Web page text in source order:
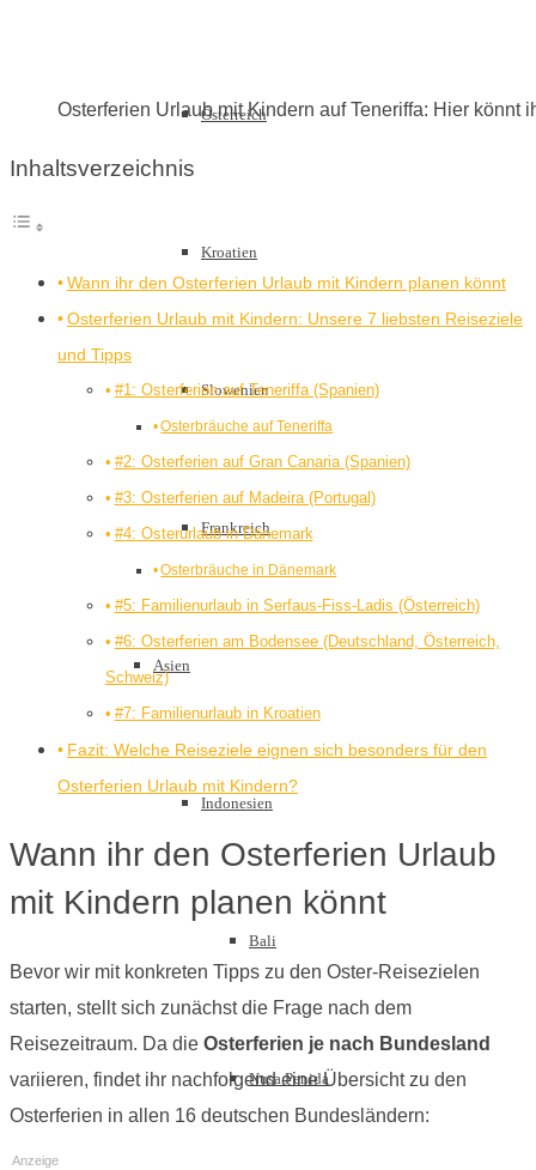
Österreich
Kroatien
Slowenien
Frankreich
Asien
Indonesien
Bali
Nusa Penida
Osterferien Urlaub mit Kindern auf Teneriffa: Hier könnt
Inhaltsverzeichnis
Wann ihr den Osterferien Urlaub mit Kindern planen könnt
Osterferien Urlaub mit Kindern: Unsere 7 liebsten Reiseziele
und Tipps
#1: Osterferien auf Teneriffa (Spanien)
Osterbräuche auf Teneriffa
#2: Osterferien auf Gran Canaria (Spanien)
#3: Osterferien auf Madeira (Portugal)
#4: Osterurlaub in Dänemark
Osterbräuche in Dänemark
#5: Familienurlaub in Serfaus-Fiss-Ladis (Österreich)
#6: Osterferien am Bodensee (Deutschland, Österreich,
Schweiz)
#7: Familienurlaub in Kroatien
Fazit: Welche Reiseziele eignen sich besonders für den
Osterferien Urlaub mit Kindern?
Wann ihr den Osterferien Urlaub
mit Kindern planen könnt
Bevor wir mit konkreten Tipps zu den Oster-Reisezielen
starten, stellt sich zunächst die Frage nach dem
Reisezeitraum. Da die Osterferien je nach Bundesland
variieren, findet ihr nachfolgend eine Übersicht zu den
Osterferien in allen 16 deutschen Bundesländern:
Anzeige